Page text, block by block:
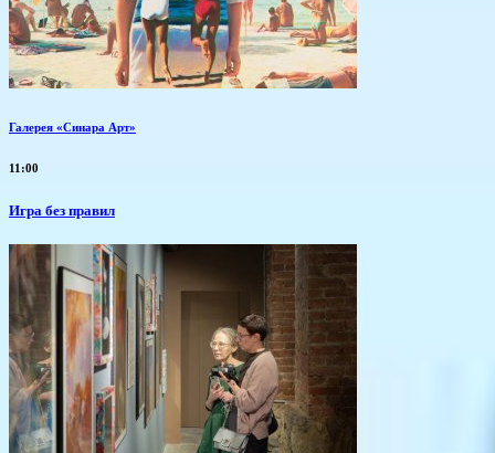
Галерея «Синара Арт»
11:00
​Игра без правил